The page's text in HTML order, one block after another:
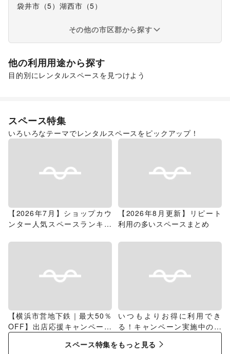
袋井市 （5）湖西市 （5）
その他の市区郡から探す
他の利用用途から探す
目的別にレンタルスペースを見つけよう
スペース特集
いろいろなテーマでレンタルスペースをピックアップ！
【2026年7月】ショップカウ
ンター人気スペースランキン
【2026年8月更新】リピート
利用の多いスペースまとめ
【横浜市営地下鉄｜最大50％
OFF】出店応援キャンペーン
特集
いつもよりお得に利用でき
る！キャンペーン実施中のス
スペース特集をもっと見る